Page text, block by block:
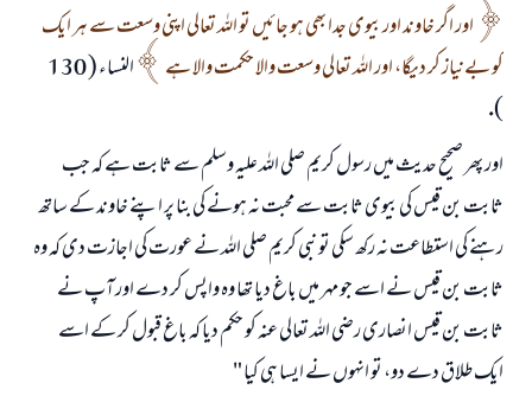
اور اگر خاوند اور بيوى جدا بھى ہو جائيں تو اللہ تعالى اپنى وسعت سے ہر ايك
كو بےنياز كر ديگا، اور اللہ تعالى وسعت والا حكمت والا ہے
النساء ( 130
).
اور پھر صحيح حديث ميں رسول كريم صلى اللہ عليہ وسلم سے ثابت ہے كہ جب
ثابت بن قيس كى بيوى ثابت سے محبت نہ ہونے كى بنا پر اپنے خاوند كے ساتھ
رہنے كى استطاعت نہ ركھ سكى تو نبى كريم صلى اللہ نے عورت كى اجازت دى كہ وہ
ثابت بن قيس نے اسے جو مہر ميں باغ ديا تھا وہ واپس كر دے اور آپ نے
ثابت بن قيس انصارى رضى اللہ تعالى عنہ كو حكم ديا كہ باغ قبول كر كے اسے
ايك طلاق دے دو، تو انہوں نے ايسا ہى كيا "